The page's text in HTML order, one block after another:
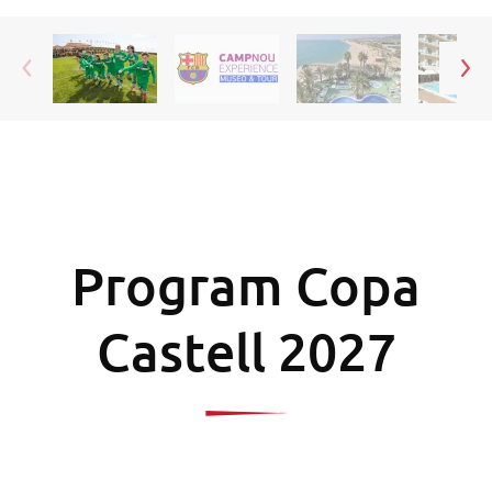
Program Copa
Castell 2027